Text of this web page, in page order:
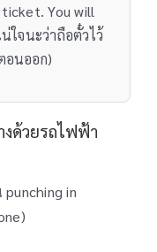
You will
จนะว่าถือตั๋วไว้
อนออก)
ด้วยรถไฟฟ้า
in